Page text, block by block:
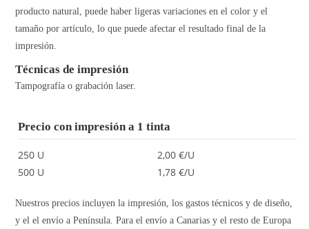
producto natural, puede haber ligeras variaciones en el color y el
tamaño por artículo, lo que puede afectar el resultado final de la
impresión.
Técnicas de impresión
Tampografía o grabación laser.
Precio con impresión a 1 tinta
250 U
500 U
2,00 €/U
1,78 €/U
Nuestros precios incluyen la impresión, los gastos técnicos y de diseño,
y el el envío a Península. Para el envío a Canarias y el resto de Europa